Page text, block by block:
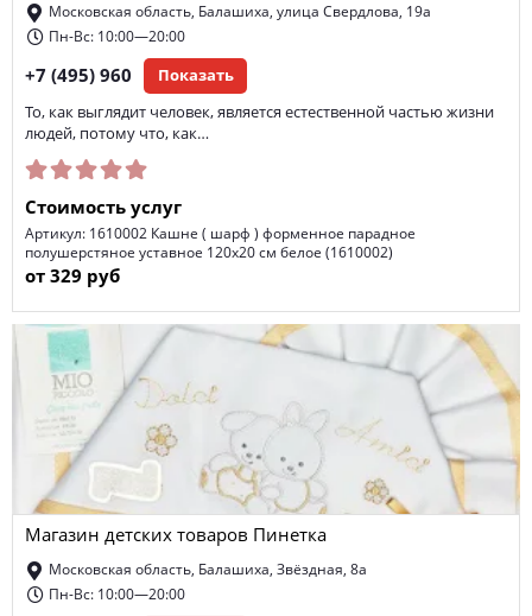
Московская область, Балашиха, улица Свердлова, 19а
Пн-Вс: 10:00—20:00
+7 (495) 960 Показать
То, как выглядит человек, является естественной частью жизни
людей, потому что, как…
Стоимость услуг
Артикул: 1610002 Кашне ( шарф ) форменное парадное
полушерстяное уставное 120х20 см белое (1610002)
от 329 руб
Магазин детских товаров Пинетка
Московская область, Балашиха, Звёздная, 8а
Пн-Вс: 10:00—20:00